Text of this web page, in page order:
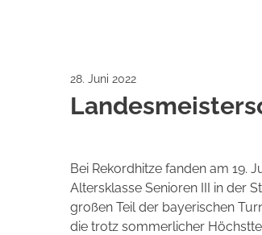
28. Juni 2022
Bei Rekordhitze fanden am 19.
Altersklasse Senioren III in der
großen Teil der bayerischen
die trotz sommerlicher